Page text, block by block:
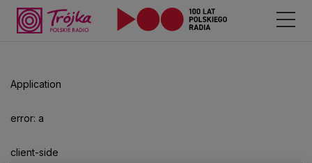
Application
error: a
client-side
aby
odtwarzać.